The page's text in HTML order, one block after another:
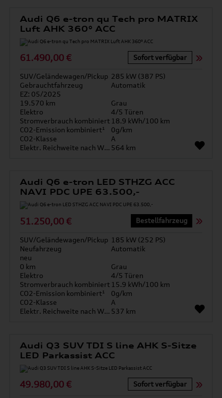
Audi Q6 e-tron qu Tech pro MATRIX
Luft AHK 360° ACC
61.490,00 € Sofort verfügbar
SUV/Geländewagen/Pickup 285 kW (387 PS)
Gebrauchtfahrzeug
Automatik
EZ: 05/2025
19.570 km
Grau
Elektro
4/5 Türen
Stromverbrauch kombiniert 18.9 kWh/100 km
CO2-Emission kombiniert¹
0g/km
CO2-Klasse
A
Elektr. Reichweite nach WLTP* 564 km
Audi Q6 e-tron LED STHZG ACC
NAVI PDC UPE 63.500,-
51.250,00 € Bestellfahrzeug
SUV/Geländewagen/Pickup 185 kW (252 PS)
Neufahrzeug
Automatik
neu
0 km
Grau
Elektro
4/5 Türen
Stromverbrauch kombiniert 15.9 kWh/100 km
CO2-Emission kombiniert¹
0g/km
CO2-Klasse
A
Elektr. Reichweite nach WLTP* 537 km
Audi Q3 SUV TDI S line AHK S-Sitze
LED Parkassist ACC
49.980,00 € Sofort verfügbar